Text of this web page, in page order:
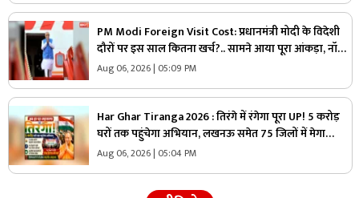
PM Modi Foreign Visit Cost: प्रधानमंत्री मोदी के विदेशी
दौरों पर इस साल कितना खर्च?.. सामने आया पूरा आंकड़ा, नॉर्वे
यात्रा पर सबसे ज्यादा खर्च, देखें आप भी
Aug 06, 2026 | 05:09 PM
Har Ghar Tiranga 2026 : तिरंगे में रंगेगा पूरा UP! 5 करोड़
घरों तक पहुंचेगा अभियान, लखनऊ समेत 75 जिलों में मेगा
कॉन्सर्ट
Aug 06, 2026 | 05:04 PM